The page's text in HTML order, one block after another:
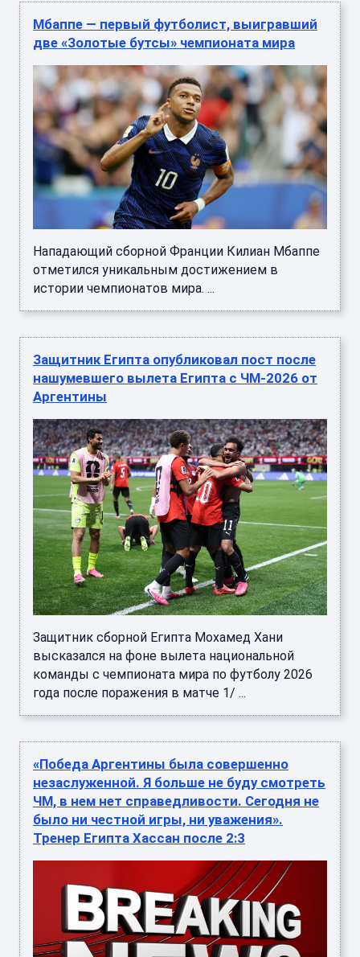
Мбаппе — первый футболист, выигравший
две «Золотые бутсы» чемпионата мира
Нападающий сборной Франции Килиан Мбаппе
отметился уникальным достижением в
истории чемпионатов мира. ...
Защитник Египта опубликовал пост после
нашумевшего вылета Египта с ЧМ-2026 от
Аргентины
Защитник сборной Египта Мохамед Хани
высказался на фоне вылета национальной
команды с чемпионата мира по футболу 2026
года после поражения в матче 1/ ...
«Победа Аргентины была совершенно
незаслуженной. Я больше не буду смотреть
ЧМ, в нем нет справедливости. Сегодня не
было ни честной игры, ни уважения».
Тренер Египта Хассан после 2:3